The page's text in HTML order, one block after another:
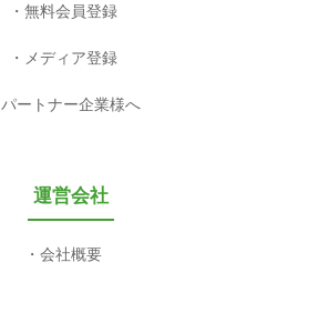
無料会員登録
メディア登録
パートナー企業様へ
運営会社
会社概要